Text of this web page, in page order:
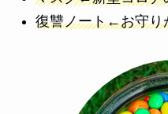
復讐ノート←お守り